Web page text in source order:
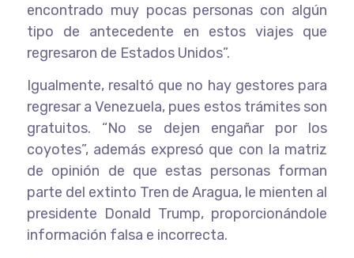
encontrado muy pocas personas con algún
tipo de antecedente en estos viajes que
regresaron de Estados Unidos”.
Igualmente, resaltó que no hay gestores para
regresar a Venezuela, pues estos trámites son
gratuitos. “No se dejen engañar por los
coyotes”, además expresó que con la matriz
de opinión de que estas personas forman
parte del extinto Tren de Aragua, le mienten al
presidente Donald Trump, proporcionándole
información falsa e incorrecta.